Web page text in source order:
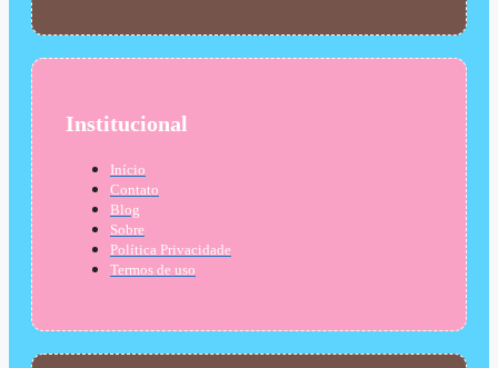
Institucional
Início
Contato
Blog
Sobre
Política Privacidade
Termos de uso